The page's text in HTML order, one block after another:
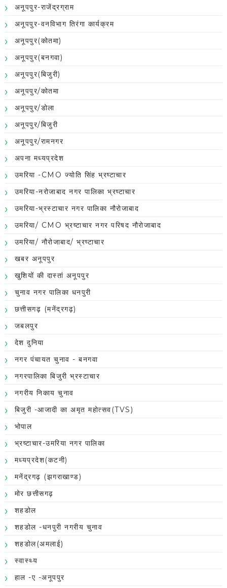
अनूपपुर-राजेंद्रग्राम
अनूपपुर-वनविभाग तिरंगा कार्यक्रम
अनूपपुर(कोतमा)
अनूपपुर(बनगवा)
अनूपपुर(बिजुरी)
अनूपपुर/कोतमा
अनूपपुर/डोला
अनूपपुर/बिजुरी
अनूपपुर/रामनगर
अपना मध्यप्रदेश
उमरिया -CMO ज्योति सिंह भ्रष्टाचार
उमरिया-नरोजाबाद नगर पालिका भ्रष्टाचार
उमरिया-भ्रस्टाचार नगर पालिका नौरोजाबाद
उमरिया/ CMO भ्रष्टाचार नगर परिषद नौरोजाबाद
उमरिया/ नौरोजाबाद/ भ्रष्टाचार
खबर अनूपपुर
खुशियों की दास्तां अनूपपुर
चुनाव नगर पालिका धनपुरी
छत्तीसगढ़ (मनेंद्रगढ़)
जबलपुर
देश दुनिया
नगर पंचायत चुनाव - बनगवा
नगरपालिका बिजुरी भ्रस्टाचार
नगरीय निकाय चुनाव
बिजुरी -आजादी का अमृत महोत्सव(TVS)
भोपाल
भ्रष्टाचार-उमरिया नगर पालिका
मध्यप्रदेश(कटनी)
मनेंद्रगढ़ (झगराखाण्ड)
मोर छत्तीसगढ़
शहडोल
शहडोल -धनपुरी नगरीय चुनाव
शहडोल(अमलाई)
स्वास्थ्य
हाल -ए -अनूपपुर